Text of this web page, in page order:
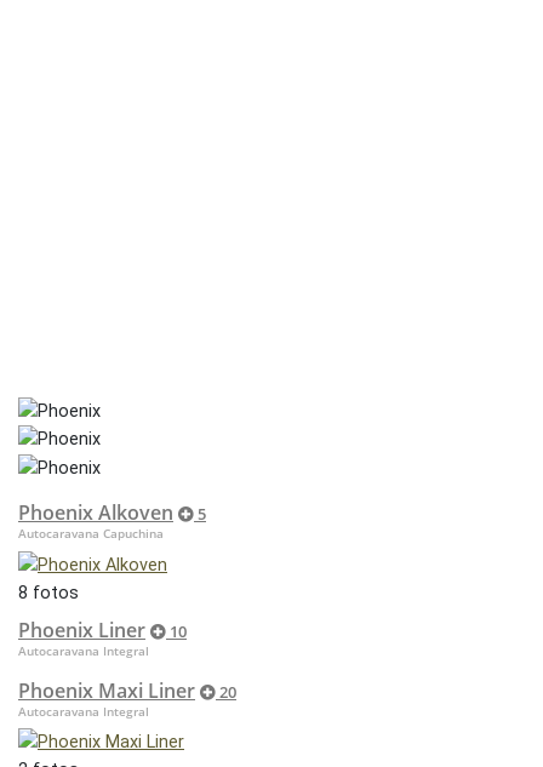
Phoenix Alkoven 5
Autocaravana Capuchina
8 fotos
Phoenix Liner 10
Autocaravana Integral
Phoenix Maxi Liner 20
Autocaravana Integral